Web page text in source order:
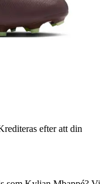
efter att din